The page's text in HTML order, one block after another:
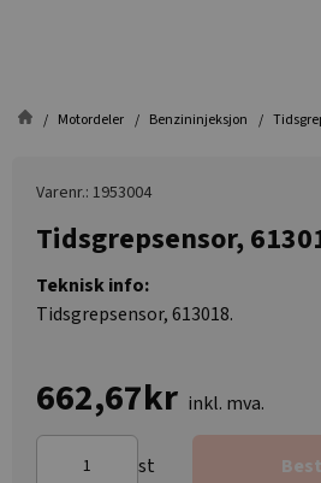
Motordeler Benzininjeksjon
Varenr.: 1953004
Tidsgrepsensor,
Teknisk info:
Tidsgrepsensor, 613018.
662,67kr inkl. mva.
st